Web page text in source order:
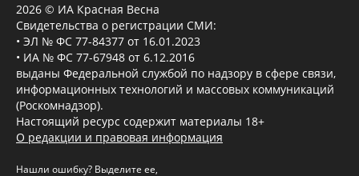
2026 © ИА Красная Весна
Свидетельства о регистрации СМИ:
• ЭЛ № ФС 77-84377 от 16.01.2023
• ИА № ФС 77-67948 от 6.12.2016
выданы Федеральной службой по надзору в сфере связи,
информационных технологий и массовых коммуникаций
(Роскомнадзор).
Настоящий ресурс содержит материалы 18+
О редакции и правовая информация
Нашли ошибку? Выделите ее,